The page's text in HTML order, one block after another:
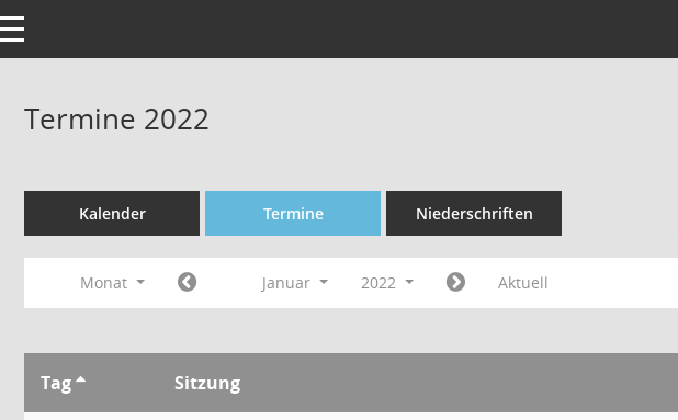
navigation
Termine 2022
Kalender Termine Niederschriften
Monat Januar 2022 Aktuell
Tag Sitzung